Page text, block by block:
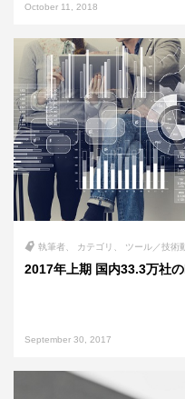
October 11, 2018
執筆者 カテゴリ ツール／技術
2017年上期 国内33.3万社
September 30, 2017